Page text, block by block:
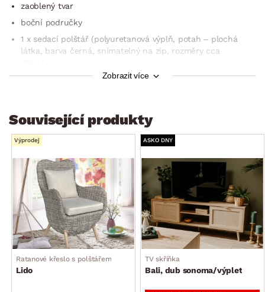
zaoblený tvar
boční područky
1 x sedací polštář (polyuretanová výplň, potah – plochá
látka, barva černá, snímatelný na zip, rozměry cca
doporučená nosnost do 100 kg
dodávávo smontované
Zobrazit více
Související produkty
Výprodej
Ratanové křeslo s polštářem
Lido
ASKO DNY
TV skříňka
Bali, dub sonoma/výplet